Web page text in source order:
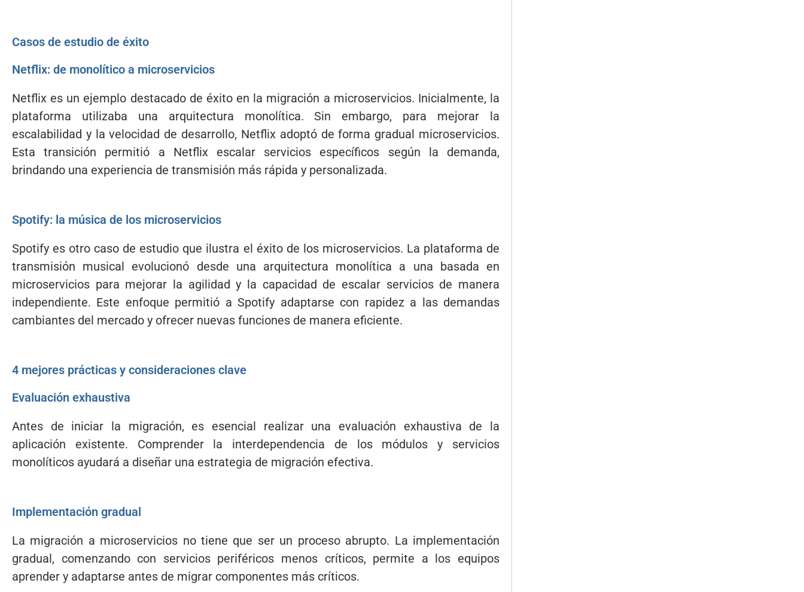
Casos de estudio de éxito
Netflix: de monolítico a microservicios
Netflix es un ejemplo destacado de éxito en la migración a microservicios. Inicialmente, la
plataforma utilizaba una arquitectura monolítica. Sin embargo, para mejorar la
escalabilidad y la velocidad de desarrollo, Netflix adoptó de forma gradual microservicios.
Esta transición permitió a Netflix escalar servicios específicos según la demanda,
brindando una experiencia de transmisión más rápida y personalizada.
Spotify: la música de los microservicios
Spotify es otro caso de estudio que ilustra el éxito de los microservicios. La plataforma de
transmisión musical evolucionó desde una arquitectura monolítica a una basada en
microservicios para mejorar la agilidad y la capacidad de escalar servicios de manera
independiente. Este enfoque permitió a Spotify adaptarse con rapidez a las demandas
cambiantes del mercado y ofrecer nuevas funciones de manera eficiente.
4 mejores prácticas y consideraciones clave
Evaluación exhaustiva
Antes de iniciar la migración, es esencial realizar una evaluación exhaustiva de la
aplicación existente. Comprender la interdependencia de los módulos y servicios
monolíticos ayudará a diseñar una estrategia de migración efectiva.
Implementación gradual
La migración a microservicios no tiene que ser un proceso abrupto. La implementación
gradual, comenzando con servicios periféricos menos críticos, permite a los equipos
aprender y adaptarse antes de migrar componentes más críticos.